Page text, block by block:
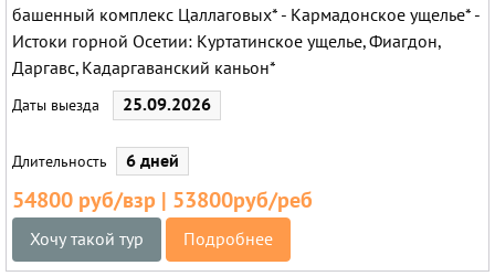
башенный комплекс Цаллаговых* - Кармадонское ущелье* -
Истоки горной Осетии: Куртатинское ущелье, Фиагдон,
Даргавс, Кадаргаванский каньон*
Даты выезда 25.09.2026
Длительность 6 дней
54800 руб/взр | 53800руб/реб
Хочу такой тур Подробнее